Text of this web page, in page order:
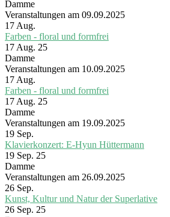
Damme
Veranstaltungen am 09.09.2025
17 Aug.
Farben - floral und formfrei
17 Aug. 25
Damme
Veranstaltungen am 10.09.2025
17 Aug.
Farben - floral und formfrei
17 Aug. 25
Damme
Veranstaltungen am 19.09.2025
19 Sep.
Klavierkonzert: E-Hyun Hüttermann
19 Sep. 25
Damme
Veranstaltungen am 26.09.2025
26 Sep.
Kunst, Kultur und Natur der Superlative
26 Sep. 25